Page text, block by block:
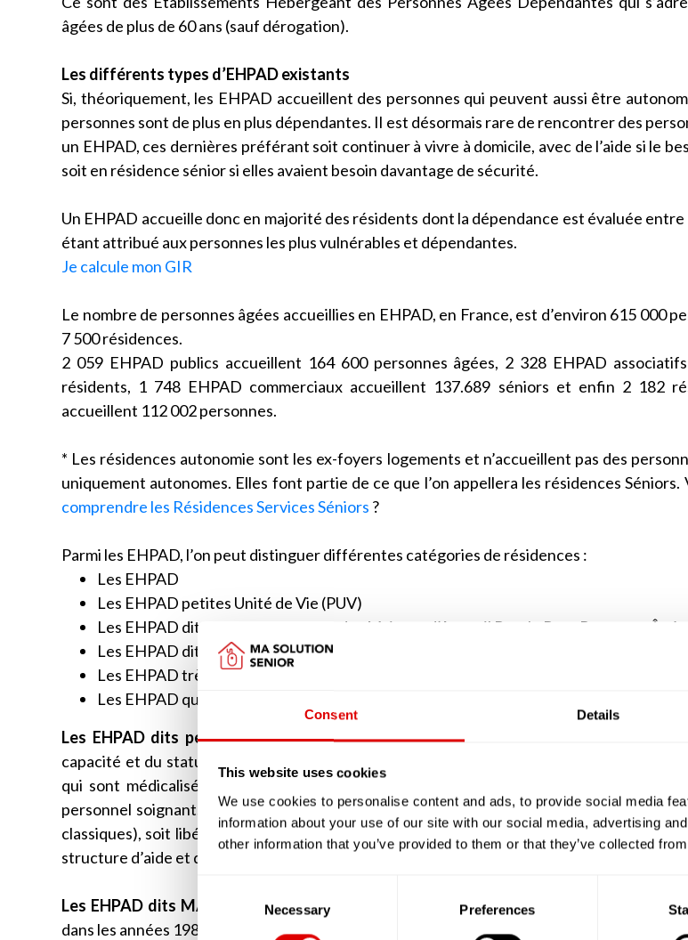
Consent Details
This website uses cookies
We use cookies to personalise content and ads, to provide social media
information about your use of our site with our social media, advertising
other information that you’ve provided to them or that they’ve collected
Selection
Necessary Preferences
âgées de plus de 60 ans (sauf dérogation).
Les différents types d’EHPAD existants
Si, théoriquement, les EHPAD accueillent des personnes qui peuvent aussi être
personnes sont de plus en plus dépendantes. Il est désormais rare de rencontrer des
un EHPAD, ces dernières préférant soit continuer à vivre à domicile, avec de l’aide si le
soit en résidence sénior si elles avaient besoin davantage de sécurité.
Un EHPAD accueille donc en majorité des résidents dont la dépendance est évaluée entre
étant attribué aux personnes les plus vulnérables et dépendantes.
Je calcule mon GIR
Le nombre de personnes âgées accueillies en EHPAD, en France, est d’environ 615 000
7 500 résidences.
2 059 EHPAD publics accueillent 164 600 personnes âgées, 2 328 EHPAD
résidents, 1 748 EHPAD commerciaux accueillent 137.689 séniors et enfin 2 182
accueillent 112 002 personnes.
* Les résidences autonomie sont les ex-foyers logements et n’accueillent pas des
uniquement autonomes. Elles font partie de ce que l’on appellera les résidences Séniors.
comprendre les Résidences Services Séniors ?
Parmi les EHPAD, l’on peut distinguer différentes catégories de résidences :
Les EHPAD
Les EHPAD petites Unité de Vie (PUV)
Les EHPAD dits MARPAD qui sont des Maisons d’Accueil Rurale
Pour Personne
Les EHPAD dits MAPAD qui sont des Maisons d’Accueil
Les EHPAD très médicalisés que sont les USLD (Unités de Soins Longue Durée)
Les EHPAD qui disposent d’unité d’accueil de jour ou de nuit.
Les EHPAD dits petites unité de vie (PUV)ne sont des alternatives à l’EHPAD que
capacité et du statut des intervenants soignants. Elles ne comptent généralement au
qui sont médicalisées. Les chambres peuvent s’apparenter à des studios avec des
personnel soignant, à la différence des EHPAD classiques, peut être soit salarié (tout
classiques), soit libéral auquel cas le résident fait appel à ses services, comme s’il vivait à
structure d’aide et de soins à domicile (SAAD ou SSIAD ou SPASAD).
Les EHPAD dits MARPAD ou MAPAD
étaient en réalité les EHPAD implantés en milieu
dans les années 1980 et 1990. Ces résidences ne pouvaient accueillir plus de 80 résidents.